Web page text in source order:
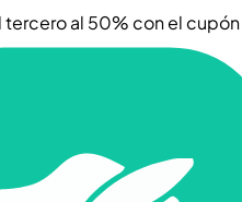
tercero al 50% con el cupón